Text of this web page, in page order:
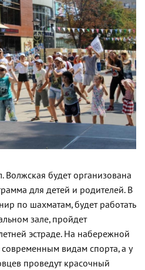
будет организована
для детей и родителей. В
по шахматам, будет работать
зале, пройдет
эстраде. На набережной
видам спорта, а у
проведут красочный